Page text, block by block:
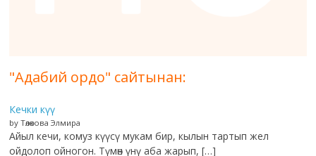
"Адабий ордо" сайтынан:
Кечки күү
by Төлөкова Элмира
Айыл кечи, комуз күүсү мукам бир, кылын тартып жел
ойдолоп ойногон. Түмөн үнү аба жарып, […]